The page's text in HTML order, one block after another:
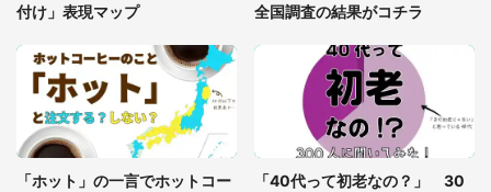
7万人驚がく 「お菓子売り場ならまだしも...」「ハ
ードル高い」
あまりにも四角すぎる猫、激写される 「これもう
座布団だろ」「食パンの耳」と1.4万人困惑
付け」表現マップ
全国調査の結果がコチラ
「ホット」の一言でホットコー
「40代って初老なの？」 30